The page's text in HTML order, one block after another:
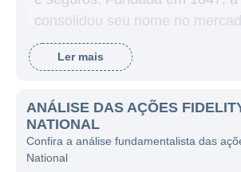
consolidou seu nome no
fornecer soluções de gestão de
transações de imóveis. É
Estados Unidos, oferecendo
títulos, seguros de títulos e
tecnologia para o mercado
Ler mais
ANÁLISE DAS AÇÕES
NATIONAL
Confira a análise fundamentalista das
National